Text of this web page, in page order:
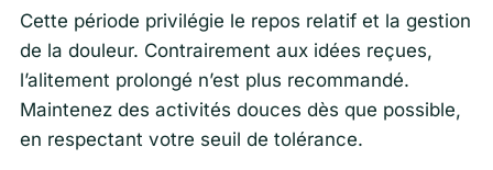
Cette période privilégie le repos relatif et la gestion
de la douleur. Contrairement aux idées reçues,
l’alitement prolongé n’est plus recommandé.
Maintenez des activités douces dès que possible,
en respectant votre seuil de tolérance.